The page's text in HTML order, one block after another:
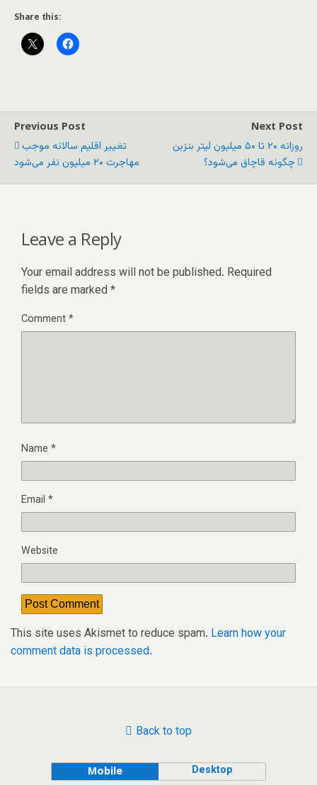
Share this:
Previous Post
تغییر اقلیم سالانه موجب
مهاجرت ۲۰ میلیون نفر می‌شود
Next Post
روزانه ۲۰ تا ۵۰ میلیون لیتر بنزین
چگونه قاچاق می‌شود؟
Leave a Reply
Your email address will not be published. Required
fields are marked *
Comment*
Name *
Email *
Website
This site uses Akismet to reduce spam. Learn how your
comment data is processed.
Back to top
Mobile Desktop